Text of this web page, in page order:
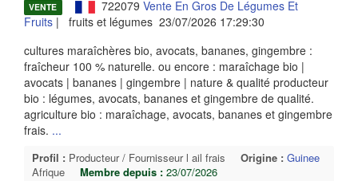
VENTE 722079 Vente En Gros De Légumes Et
Fruits | fruits et légumes 23/07/2026 17:29:30
cultures maraîchères bio, avocats, bananes, gingembre :
fraîcheur 100 % naturelle. ou encore : maraîchage bio |
avocats | bananes | gingembre | nature & qualité producteur
bio : légumes, avocats, bananes et gingembre de qualité.
agriculture bio : maraîchage, avocats, bananes et gingembre
frais. ...
Profil : Producteur / Fournisseur l ail frais Origine : Guinee
Afrique
Membre depuis : 23/07/2026